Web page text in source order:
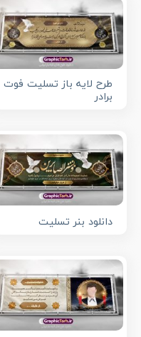
طرح لایه باز تسلیت فوت
برادر
دانلود بنر تسلیت